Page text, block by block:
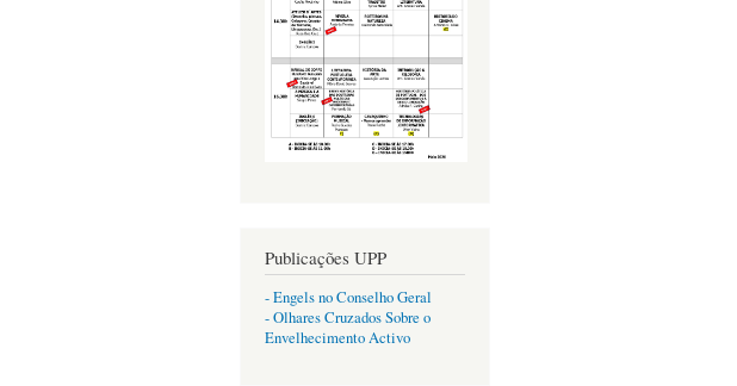
Publicações UPP
- Engels no Conselho Geral
- Olhares Cruzados Sobre o
Envelhecimento Activo